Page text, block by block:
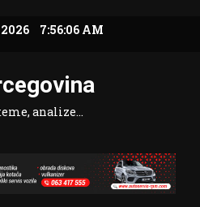
7:56:08 AM
analize…